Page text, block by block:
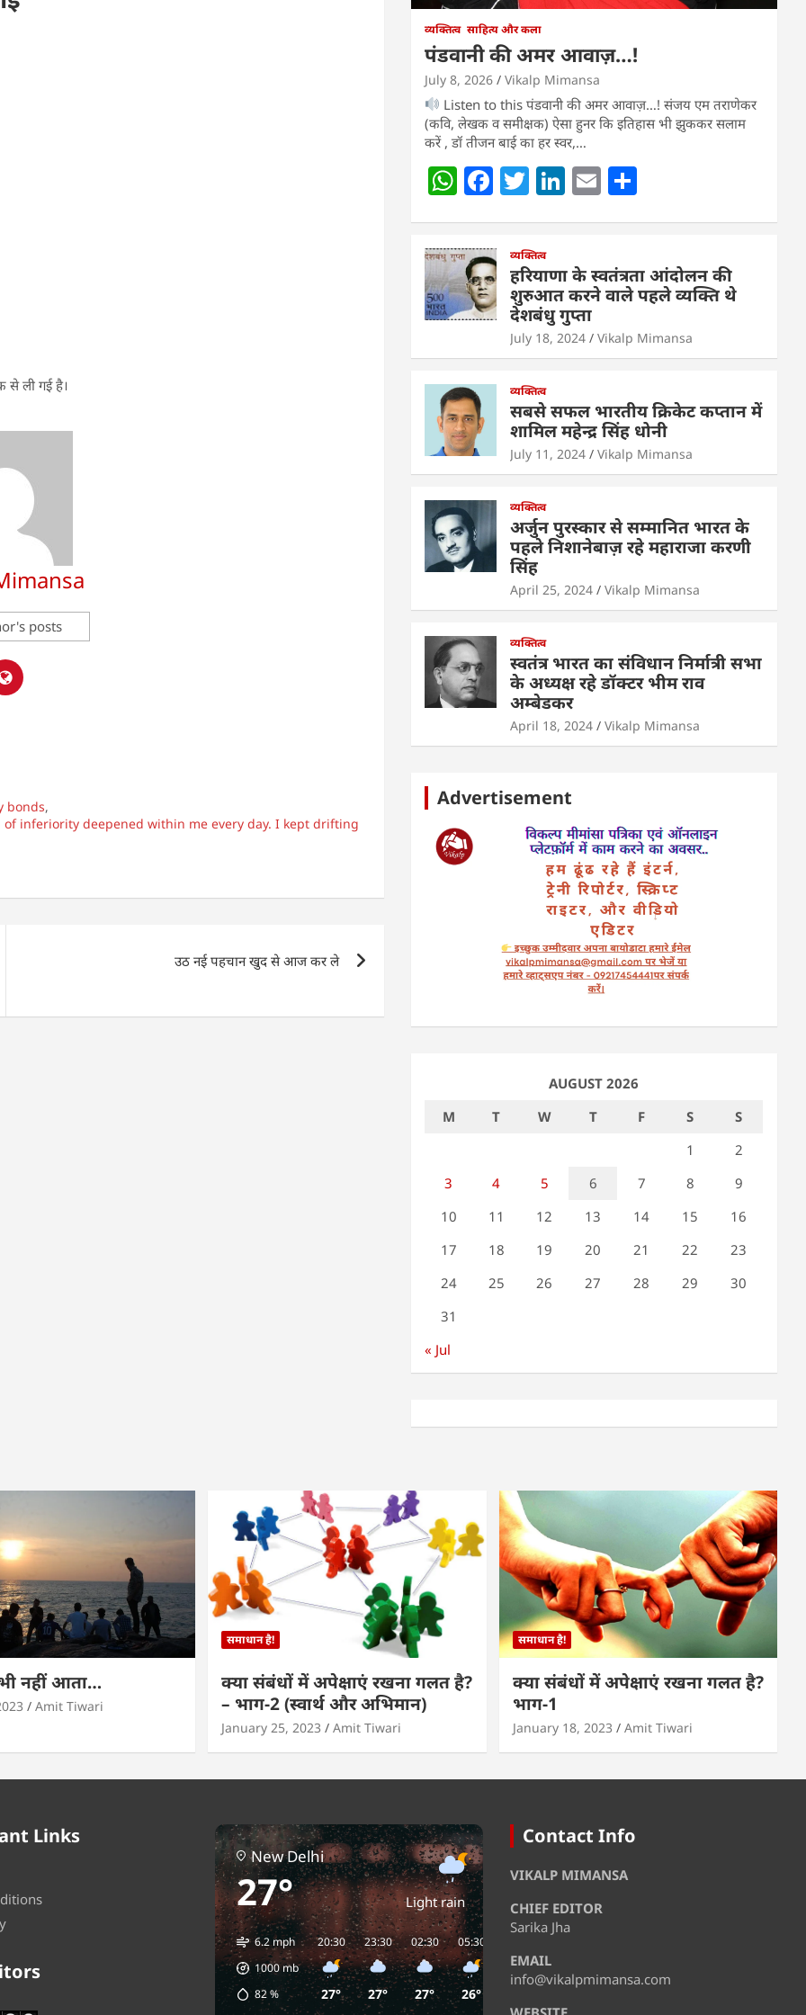
से ली गई है।
posts
bonds,
inferiority deepened within me every day. I kept drifting
उठ नई पहचान खुद से आज कर ले
व्यक्तित्व साहित्य और कला
पंडवानी की अमर आवाज़…!
July 8, 2026 Vikalp Mimansa
Listen to this पंडवानी की अमर आवाज़…! संजय एम तराणेकर
(कवि, लेखक व समीक्षक) ऐसा हुनर कि इतिहास भी झुककर सलाम
करें , डॉ तीजन बाई का हर स्वर,…
W
h
s
A
p
p
F
a
e
b
o
o
k
T
w
er
Li
n
e
dI
n
E
m
l e
व्यक्तित्व
हरियाणा के स्वतंत्रता आंदोलन की
शुरुआत करने वाले पहले व्यक्ति थे
देशबंधु गुप्ता
July 18, 2024 Vikalp Mimansa
व्यक्तित्व
सबसे सफल भारतीय क्रिकेट कप्तान में
शामिल महेन्द्र सिंह धोनी
July 11, 2024 Vikalp Mimansa
व्यक्तित्व
अर्जुन पुरस्कार से सम्मानित भारत के
पहले निशानेबाज़ रहे महाराजा करणी
सिंह
April 25, 2024 Vikalp Mimansa
व्यक्तित्व
स्वतंत्र भारत का संविधान निर्मात्री सभा
के अध्यक्ष रहे डॉक्टर भीम राव
अम्बेडकर
April 18, 2024 Vikalp Mimansa
Advertisement
AUGUST 2026
M
T W T F S
S
1
2
3
4 5 6 7 8
9
10
11 12 13 14 15
16
17
18 19 20 21 22
23
24
25 26 27 28 29
30
31
« Jul
नहीं आता…
Amit Tiwari
समाधान है!
क्या संबंधों में अपेक्षाएं रखना गलत है?
– भाग-2 (स्वार्थ और अभिमान)
January 25, 2023 Amit Tiwari
समाधान है!
क्या संबंधों में अपेक्षाएं रखना गलत है?
भाग-1
January 18, 2023 Amit Tiwari
Links
New Delhi
27° Light rain
6.2 mph
1000mb
82%
20:30
27°
23:30
27°
02:30
27°
05:30
26°
Contact Info
VIKALP MIMANSA
CHIEF EDITOR
Sarika Jha
EMAIL
info@vikalpmimansa.com